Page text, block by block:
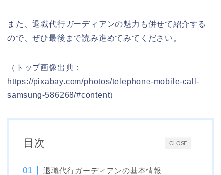
また、退職代行ガーディアンの魅力も併せて紹介する
ので、ぜひ最後まで読み進めてみてください。
（トップ画像出典：
https://pixabay.com/photos/telephone-mobile-call-
samsung-586268/#content）
CLOSE
目次
退職代行ガーディアンの基本情報